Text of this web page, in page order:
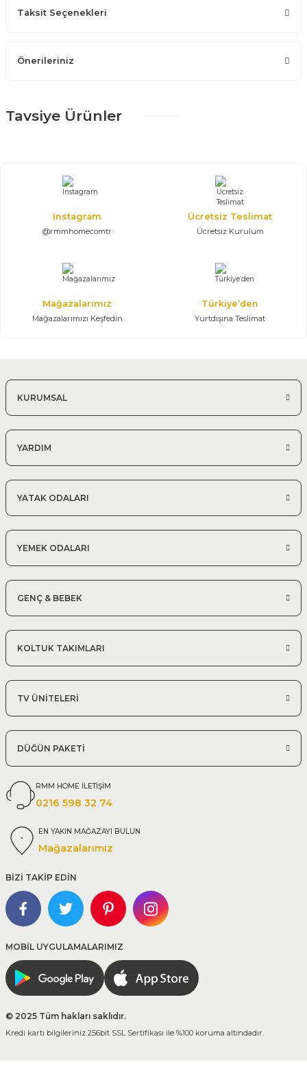
Taksit Seçenekleri
Önerileriniz
Tavsiye Ürünler
%25 + %10
186.435,00 TL
Modern Köşe Koltuk Modelleri
%25 + %10
Instagram
@rmmhomecomtr
Ücretsiz Teslimat
Ücretsiz Kurulum
Mağazalarımız
Mağazalarımızı Keşfedin
Türkiye’den
Yurtdışına Teslimat
KURUMSAL
YARDIM
YATAK ODALARI
YEMEK ODALARI
GENÇ & BEBEK
KOLTUK TAKIMLARI
TV ÜNİTELERİ
DÜĞÜN PAKETİ
RMM HOME İLETİŞİM
0216 598 32 74
EN YAKIN MAĞAZAYI BULUN
Mağazalarımız
BİZİ TAKİP EDİN
MOBİL UYGULAMALARIMIZ
© 2025 Tüm hakları saklıdır.
Kredi kartı bilgileriniz 256bit SSL Sertifikası ile %100 koruma altındadır.